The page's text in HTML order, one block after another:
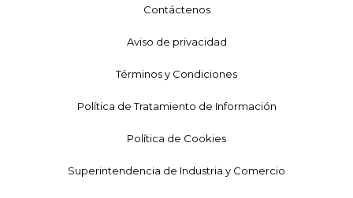
Contáctenos
Aviso de privacidad
Términos y Condiciones
Política de Tratamiento de Información
Política de Cookies
Superintendencia de Industria y Comercio